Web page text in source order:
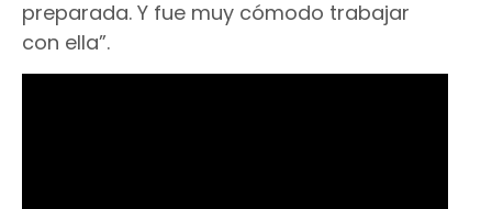
preparada. Y fue muy cómodo trabajar
con ella”.